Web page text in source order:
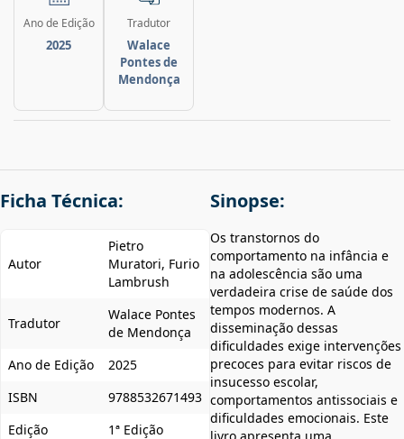
Ano de Edição
2025
Tradutor
Walace
Pontes de
Mendonça
Ficha Técnica:
Autor
Pietro
Muratori, Furio
Lambrush
Tradutor
Walace Pontes
de Mendonça
Ano de Edição
2025
ISBN
9788532671493
Edição
1ª Edição
Sinopse:
Os transtornos do
comportamento na infância e
na adolescência são uma
verdadeira crise de saúde dos
tempos modernos. A
disseminação dessas
dificuldades exige intervenções
precoces para evitar riscos de
insucesso escolar,
comportamentos antissociais e
dificuldades emocionais. Este